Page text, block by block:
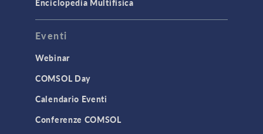
Enciclopedia Multifisica
Eventi
Webinar
COMSOL Day
Calendario Eventi
Conferenze COMSOL